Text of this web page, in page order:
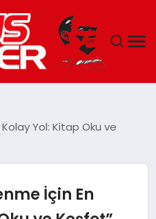
Yol: Kitap Oku ve
İçin En